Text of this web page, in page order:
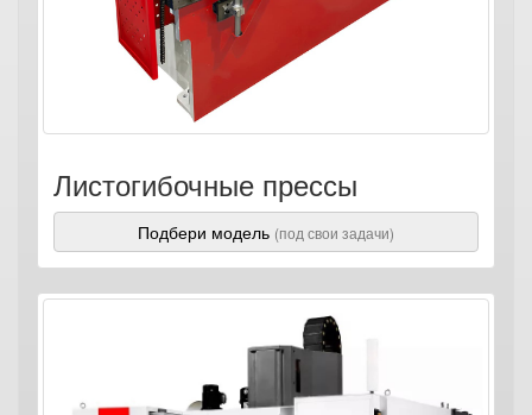
Листогибочные прессы
Подбери модель (под свои задачи)